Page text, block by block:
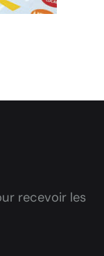
recevoir les